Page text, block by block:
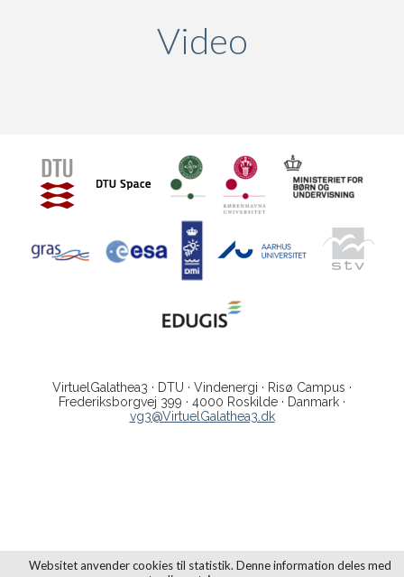
Websitet anvender cookies til statistik. Denne information deles med
Video
VirtuelGalathea3 · DTU · Vindenergi · Risø Campus ·
Frederiksborgvej 399 · 4000 Roskilde · Danmark ·
vg3@VirtuelGalathea3.dk